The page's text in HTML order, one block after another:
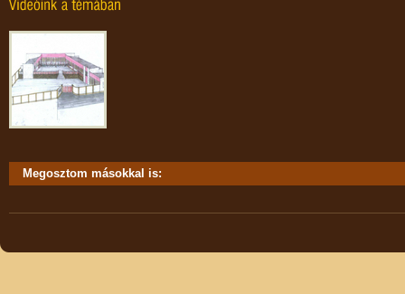
Megosztom másokkal is: